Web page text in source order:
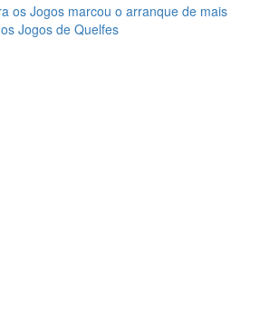
os Jogos marcou o arranque de mais
Jogos de Quelfes